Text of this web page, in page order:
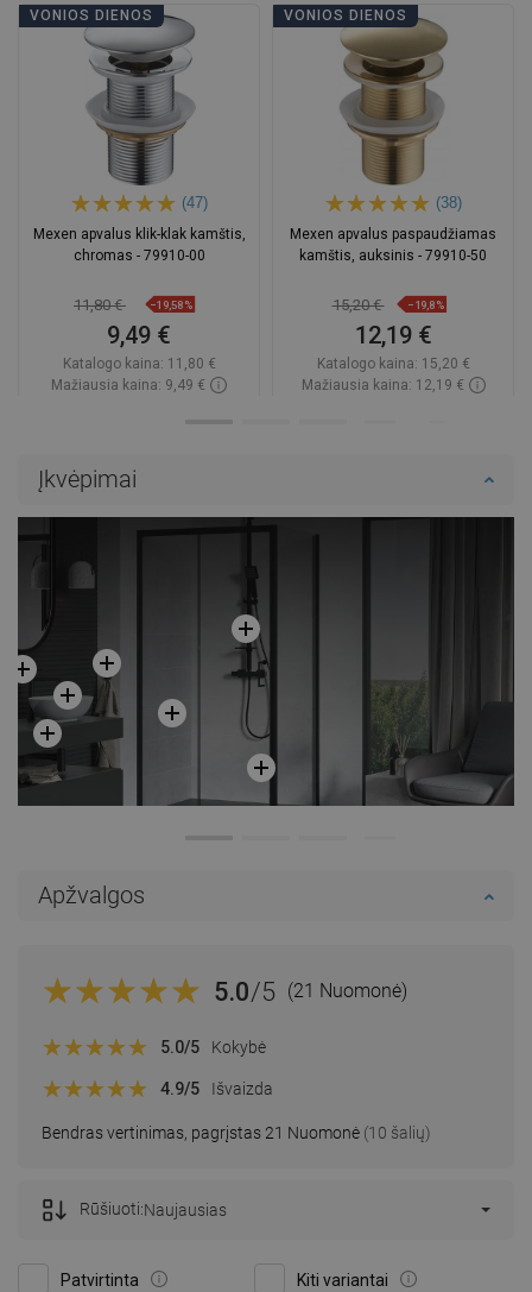
VONIOS DIENOS
(47)
Mexen apvalus klik-klak kamštis,
chromas - 79910-00
11,80 € −19,58%
9,49 €
Katalogo kaina: 11,80 €
Mažiausia kaina: 9,49 €
VONIOS DIENOS
(38)
Mexen apvalus paspaudžiamas
kamštis, auksinis - 79910-50
15,20 € −19,8%
12,19 €
Katalogo kaina: 15,20 €
Mažiausia kaina: 12,19 €
Įkvėpimai
Apžvalgos
5.0/5 (21 Nuomonė)
Bendras vertinimas, pagrįstas 21 Nuomonė (10 šalių)
5.0/5 Kokybė
4.9/5 Išvaizda
Patvirtinta Kiti variantai
Rūšiuoti:Naujausias